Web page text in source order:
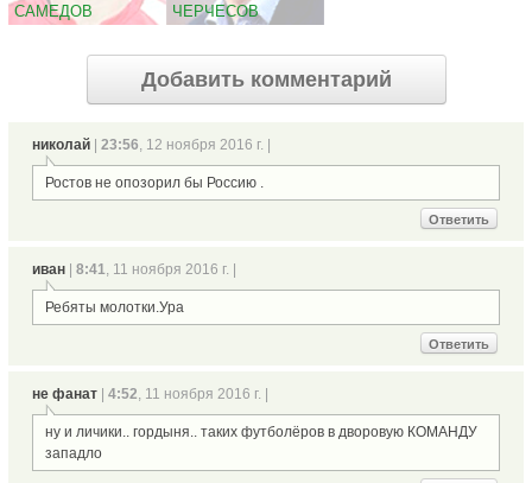
САМЕДОВ
ЧЕРЧЕСОВ
Добавить комментарий
николай 23:56, 12 ноября 2016 г. |
Ростов не опозорил бы Россию .
Ответить
иван 8:41, 11 ноября 2016 г. |
Ребяты молотки.Ура
Ответить
не фанат | 4:52 , 11 ноября 2016 г. |
ну и личики.. гордыня.. таких футболёров в дворовую КОМАНДУ
западло